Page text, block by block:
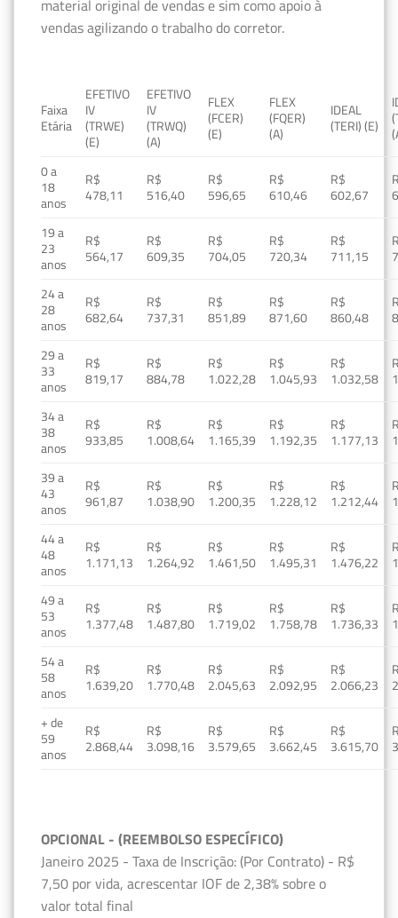
material original de vendas e sim como apoio à
vendas agilizando o trabalho do corretor.
Faixa
Etária
EFETIVO
IV
(TRWE)
(E)
EFETIVO
IV
(TRWQ)
(A)
FLEX
(FCER)
(E)
FLEX
(FQER)
(A)
IDEAL
(TERI) (E)
0 a
18
anos
R$
478,11
R$
516,40
R$
596,65
R$
610,46
R$
602,67
19 a
23
anos
R$
564,17
R$
609,35
R$
704,05
R$
720,34
R$
711,15
24 a
28
anos
R$
682,64
R$
737,31
R$
851,89
R$
871,60
R$
860,48
29 a
33
anos
R$
819,17
R$
884,78
R$
1.022,28
R$
1.045,93
R$
1.032,58
34 a
38
anos
R$
933,85
R$
1.008,64
R$
1.165,39
R$
1.192,35
R$
1.177,13
39 a
43
anos
R$
961,87
R$
1.038,90
R$
1.200,35
R$
1.228,12
R$
1.212,44
44 a
48
anos
R$
1.171,13
R$
1.264,92
R$
1.461,50
R$
1.495,31
R$
1.476,22
49 a
53
anos
R$
1.377,48
R$
1.487,80
R$
1.719,02
R$
1.758,78
R$
1.736,33
54 a
58
anos
R$
1.639,20
R$
1.770,48
R$
2.045,63
R$
2.092,95
R$
2.066,23
+ de
59
anos
R$
2.868,44
R$
3.098,16
R$
3.579,65
R$
3.662,45
R$
3.615,70
OPCIONAL - (REEMBOLSO ESPECÍFICO)
Janeiro 2025 - Taxa de Inscrição: (Por Contrato) - R$
7,50 por vida, acrescentar IOF de 2,38% sobre o
valor total final